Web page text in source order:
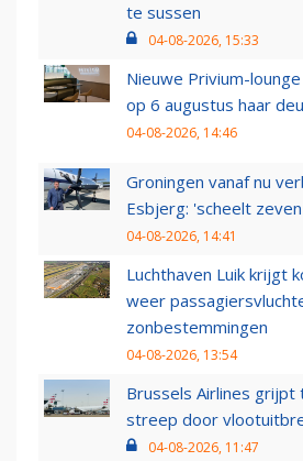
te sussen
04-08-2026, 15:33
Nieuwe Privium-
op 6 augustus haar
04-08-2026, 14:46
Groningen vanaf nu
Esbjerg: 'scheelt
04-08-2026, 14:41
Luchthaven Luik krijgt
weer
zonbestemmingen
04-08-2026, 13:54
Brussels Airlines grijpt
streep door
04-08-2026, 11:47